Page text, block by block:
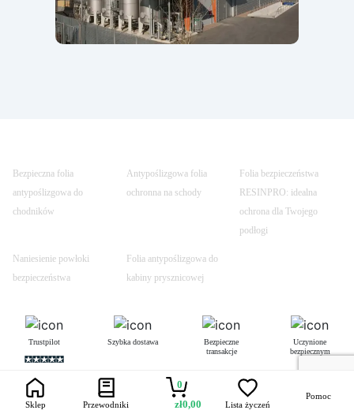
Bezpieczna folia
antypoślizgowa do
chodników
Antypoślizgowa folia
ochronna na schody
Folia bezpieczeństwa
RESINPRO: idealna
ochrona dla Twojego
podłogi
Naniesienie powłoki
bezpieczeństwa
Folia antypoślizgowa do
kabiny prysznicowej
Trustpilot Szybka dostawa
Bezpieczne
transakcje
Uczynione
bezpiecznym
Sklep Przewodniki
0
zł0,00 Lista życzeń
Pomoc